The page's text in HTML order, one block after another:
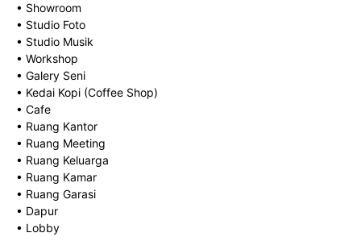
• Showroom
• Studio Foto
• Studio Musik
• Workshop
• Galery Seni
• Kedai Kopi (Coffee Shop)
• Cafe
• Ruang Kantor
• Ruang Meeting
• Ruang Keluarga
• Ruang Kamar
• Ruang Garasi
• Dapur
• Lobby